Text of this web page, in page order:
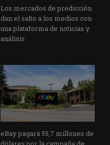
Los mercados de predicción
dan el salto a los medios con
una plataforma de noticias y
análisis
eBay pagará 55,7 millones de